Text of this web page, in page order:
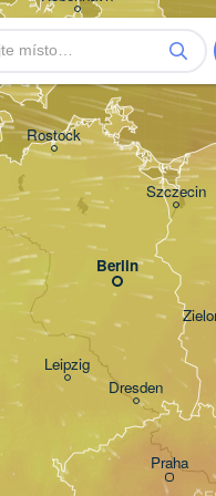
Berlin
Praha
Leipzig
Dresden
Rostock
Szczecin